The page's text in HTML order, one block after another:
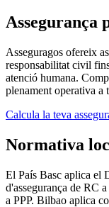
Assegurança
Asseguragos ofereix
responsabilitat civil
atenció humana.
plenament operativa a
Calcula la teva
Normativa
El País Basc aplica el
d'assegurança de RC
a PPP. Bilbao aplica